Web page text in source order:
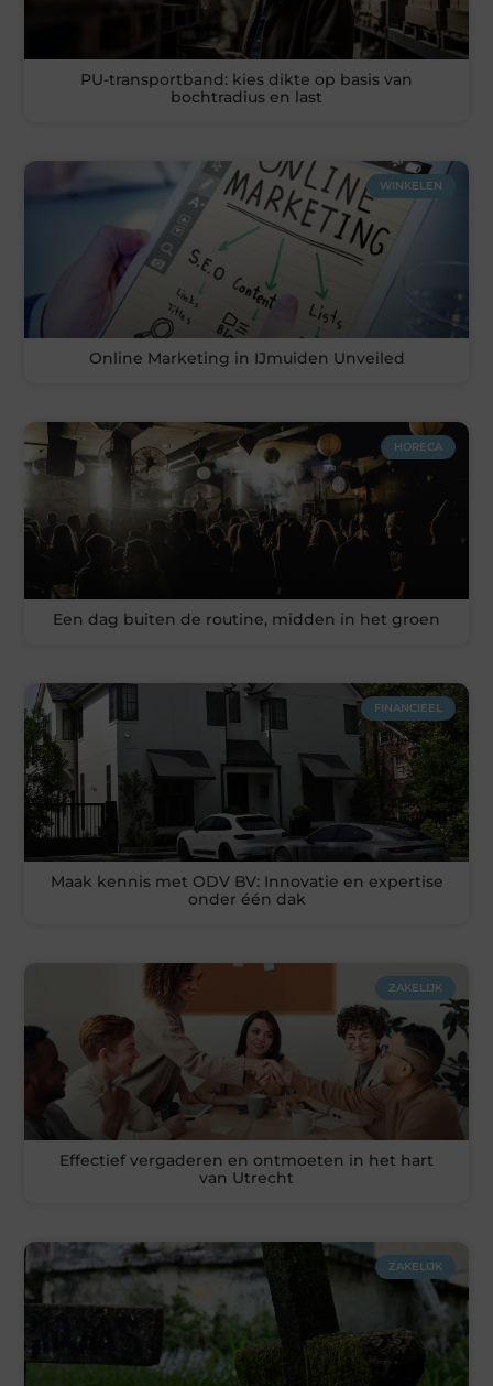
PU-transportband: kies dikte op basis van
bochtradius en last
WINKELEN
Online Marketing in IJmuiden Unveiled
HORECA
Een dag buiten de routine, midden in het groen
FINANCIEEL
Maak kennis met ODV BV: Innovatie en expertise
onder één dak
ZAKELIJK
Effectief vergaderen en ontmoeten in het hart
van Utrecht
ZAKELIJK